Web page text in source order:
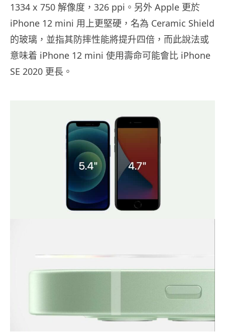
1334 x 750 解像度，326 ppi。另外 Apple 更於
iPhone 12 mini 用上更堅硬，名為 Ceramic Shield
的玻璃，並指其防摔性能將提升四倍，而此說法或
意味着 iPhone 12 mini 使用壽命可能會比 iPhone
SE 2020 更長。